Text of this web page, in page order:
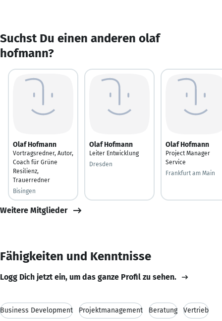
Suchst Du einen anderen olaf
hofmann?
Olaf Hofmann
Vortragsredner, Autor,
Coach für Grüne
Resilienz,
Trauerredner
Bisingen
Olaf Hofmann
Leiter Entwicklung
Dresden
Olaf Hofmann
Project Manager
Service
Frankfurt am Main
Weitere Mitglieder
Fähigkeiten und Kenntnisse
Logg Dich jetzt ein, um das ganze Profil zu sehen.
Business Development Projektmanagement Beratung Vertrieb